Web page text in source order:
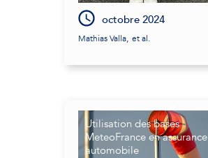
octobre 2024
Mathias Valla, et al.
Utilisation des bases
MeteoFrance en assurance
automobile